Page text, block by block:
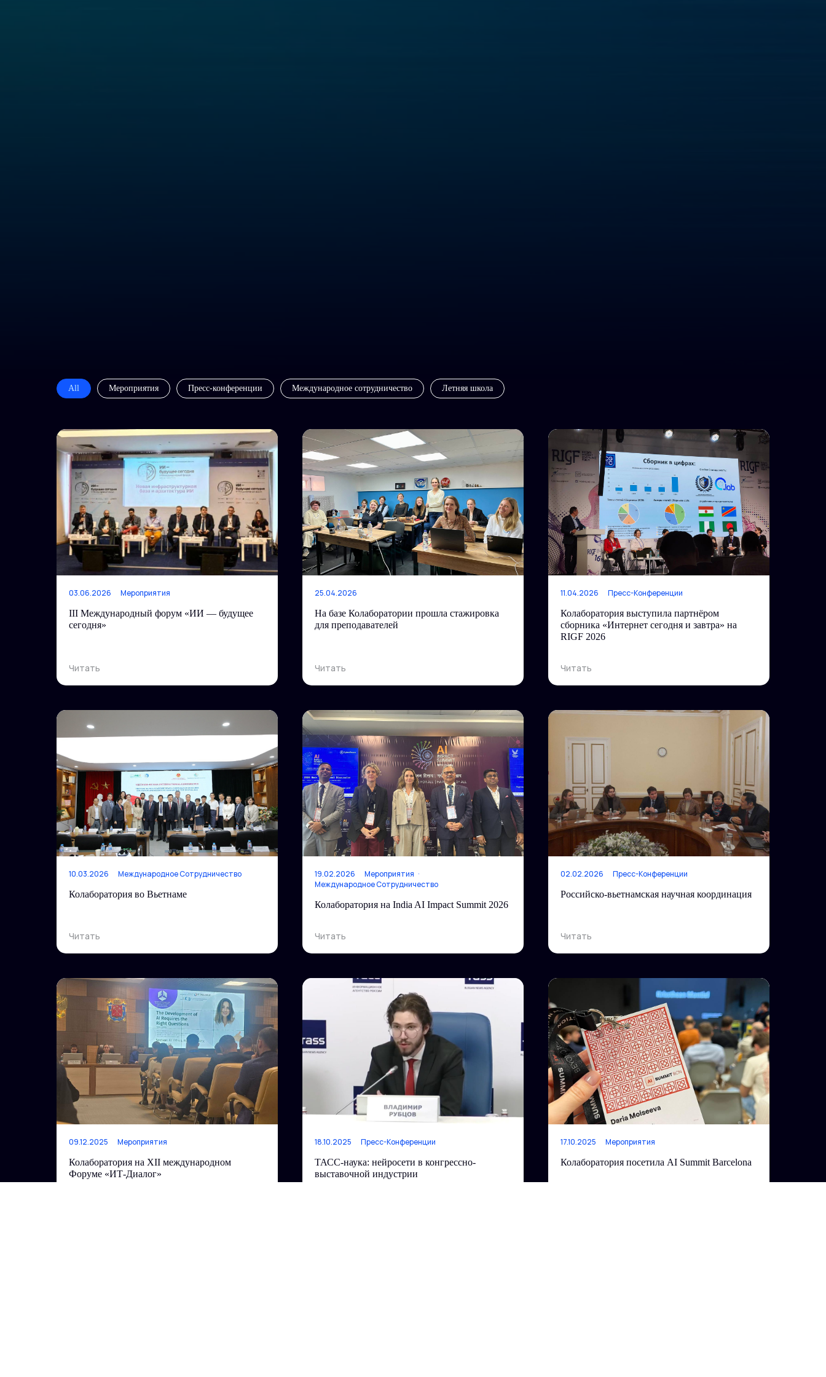
All Мероприятия Пресс-конференции Международное сотрудничество Летняя школа
03.06.2026
Мероприятия
III Международный форум «ИИ — будущее
сегодня»
Читать
25.04.2026
На базе Колаборатории прошла стажировка
для преподавателей
Читать
11.04.2026
Пресс-Конференции
Колаборатория выступила партнёром
сборника «Интернет сегодня и завтра» на
RIGF 2026
Читать
10.03.2026
Международное Сотрудничество
Колаборатория во Вьетнаме
Читать
19.02.2026
Мероприятия
Международное Сотрудничество
Колаборатория на India AI Impact Summit 2026
Читать
02.02.2026
Пресс-Конференции
Российско-вьетнамская научная координация
Читать
09.12.2025
Мероприятия
Колаборатория на XII международном
Форуме «ИТ-Диалог»
18.10.2025
Пресс-Конференции
ТАСС-наука: нейросети в конгрессно-
выставочной индустрии
17.10.2025
Мероприятия
Колаборатория посетила AI Summit Barcelona